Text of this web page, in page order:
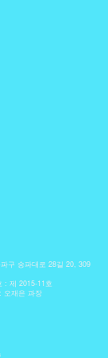
구 송파대로 28길 20, 309
: 제 2015-11호
오재은 과장